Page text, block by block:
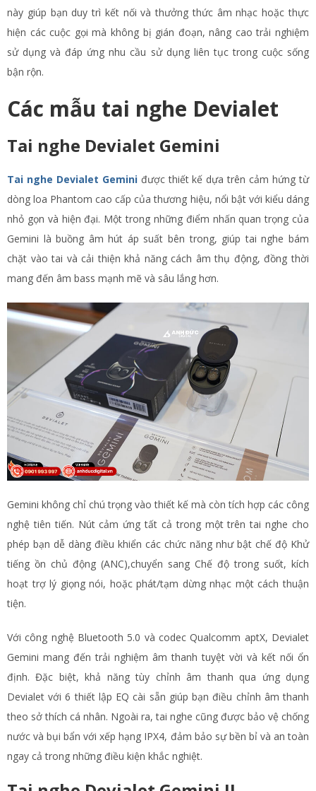
này giúp bạn duy trì kết nối và thưởng thức âm nhạc hoặc thực
hiện các cuộc gọi mà không bị gián đoạn, nâng cao trải nghiệm
sử dụng và đáp ứng nhu cầu sử dụng liên tục trong cuộc sống
bận rộn.
Các mẫu tai nghe Devialet
Tai nghe Devialet Gemini
Tai nghe Devialet Geminiđược thiết kế dựa trên cảm hứng từ
dòng loa Phantom cao cấp của thương hiệu, nổi bật với kiểu dáng
nhỏ gọn và hiện đại. Một trong những điểm nhấn quan trọng của
Gemini là buồng âm hút áp suất bên trong, giúp tai nghe bám
chặt vào tai và cải thiện khả năng cách âm thụ động, đồng thời
mang đến âm bass mạnh mẽ và sâu lắng hơn.
Gemini không chỉ chú trọng vào thiết kế mà còn tích hợp các công
nghệ tiên tiến. Nút cảm ứng tất cả trong một trên tai nghe cho
phép bạn dễ dàng điều khiển các chức năng như bật chế độ Khử
tiếng ồn chủ động (ANC),chuyển sang Chế độ trong suốt, kích
hoạt trợ lý giọng nói, hoặc phát/tạm dừng nhạc một cách thuận
tiện.
Với công nghệ Bluetooth 5.0 và codec Qualcomm aptX, Devialet
Gemini mang đến trải nghiệm âm thanh tuyệt vời và kết nối ổn
định. Đặc biệt, khả năng tùy chỉnh âm thanh qua ứng dụng
Devialet với 6 thiết lập EQ cài sẵn giúp bạn điều chỉnh âm thanh
theo sở thích cá nhân. Ngoài ra, tai nghe cũng được bảo vệ chống
nước và bụi bẩn với xếp hạng IPX4, đảm bảo sự bền bỉ và an toàn
ngay cả trong những điều kiện khắc nghiệt.